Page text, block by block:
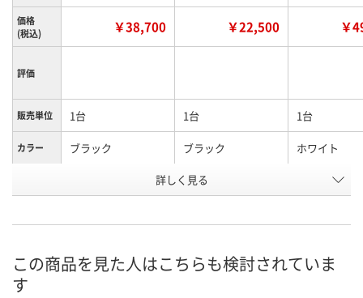
価格
(税込)
￥38,700 ￥22,500 ￥
評価
販売単位 1台 1台 1台
カラー ブラック ブラック ホワイト
1038mm 1038mm
号
在庫
詳しく見る
この商品を見た人はこちらも検討されていま
す